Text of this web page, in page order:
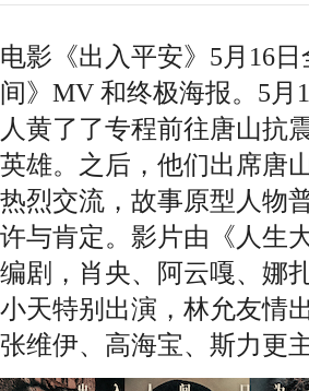
电影《出入平安》5月16
间》MV 和终极海报。5月
人黄了了专程前往唐山抗
英雄。之后，他们出席唐
热烈交流，故事原型人物
许与肯定。影片由《人生
编剧，肖央、阿云嘎、娜
小天特别出演，林允友情
张维伊、高海宝、斯力更主